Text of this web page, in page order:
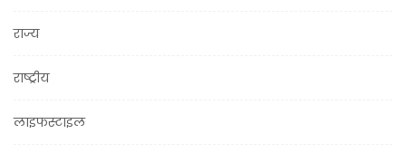
राज्य
राष्ट्रीय
लाइफस्टाइल